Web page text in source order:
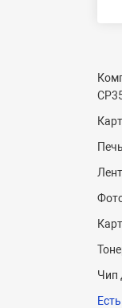
Чип